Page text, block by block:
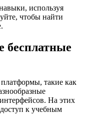
используя
чтобы найти
бесплатные
такие как
На этих
к учебным